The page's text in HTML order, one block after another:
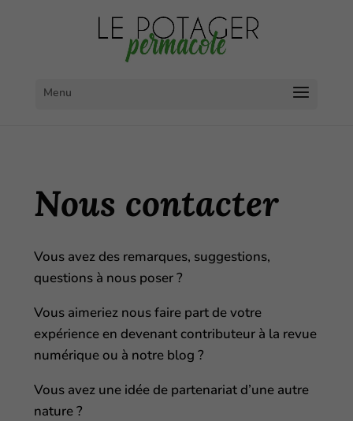
Nous contacter
Vous avez des remarques, suggestions,
questions à nous poser ?
Vous aimeriez nous faire part de votre
expérience en devenant contributeur à la revue
numérique ou à notre blog ?
Vous avez une idée de partenariat d’une autre
nature ?